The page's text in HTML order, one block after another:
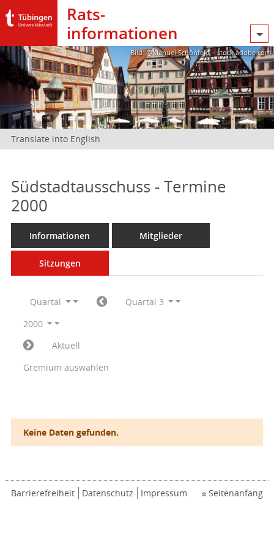
Rats­
informationen
Bild: @Manuel Schönfeld – stock.adobe.com
Translate into English
Südstadtausschuss - Termine
2000
Informationen Mitglieder
Sitzungen
Quartal
Quartal 3
2000
Aktuell
Gremium auswählen
Keine Daten gefunden.
Barrierefreiheit Datenschutz Impressum Seitenanfang